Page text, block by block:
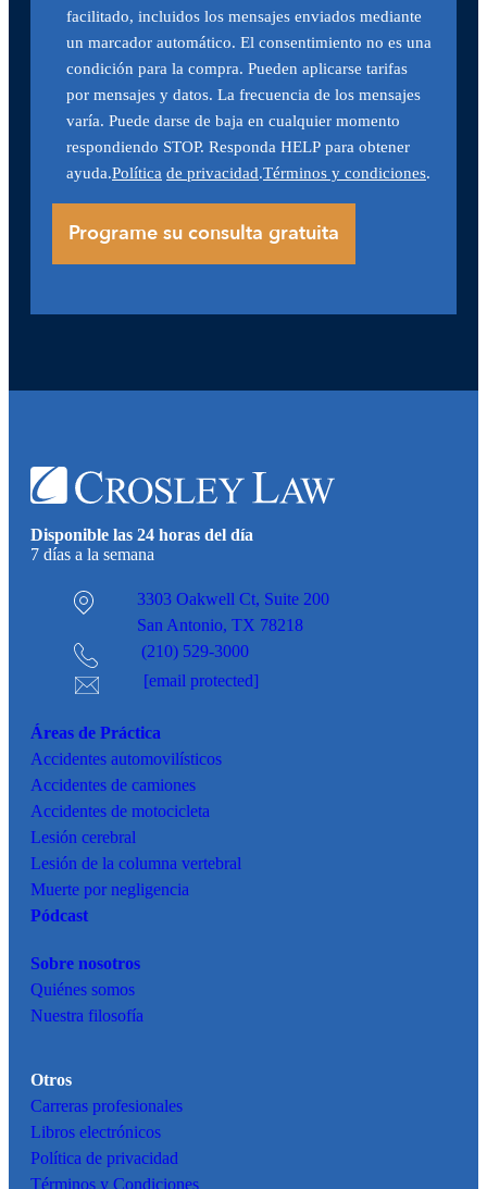
facilitado, incluidos los mensajes enviados mediante
un marcador automático. El consentimiento no es una
condición para la compra. Pueden aplicarse tarifas
por mensajes y datos. La frecuencia de los mensajes
varía. Puede darse de baja en cualquier momento
respondiendo STOP. Responda HELP para obtener
ayuda.Política de privacidad.Términos y condiciones.
Disponible las 24 horas del día
7 días a la semana
3303 Oakwell Ct, Suite 200
San Antonio, TX 78218
(210) 529-3000
[email protected]
Áreas de Práctica
Accidentes automovilísticos
Accidentes de camiones
Accidentes de motocicleta
Lesión cerebral
Lesión de la columna vertebral
Muerte por negligencia
Pódcast
Sobre nosotros
Quiénes somos
Nuestra filosofía
Otros
Carreras profesionales
Libros electrónicos
Política de privacidad
Términos y Condiciones